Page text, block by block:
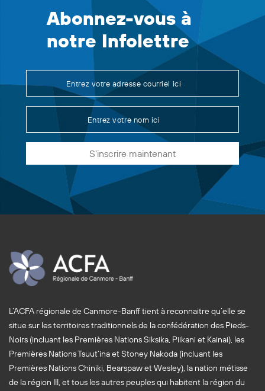
Abonnez-vous à
notre Infolettre
S'inscrire maintenant
L’ACFA régionale de Canmore-Banff tient à reconnaitre qu’elle se
situe sur les territoires traditionnels de la confédération des Pieds-
Noirs (incluant les Premières Nations Siksika, Piikani et Kainai), les
Premières Nations Tsuut’ina et Stoney Nakoda (incluant les
Premières Nations Chiniki, Bearspaw et Wesley), la nation métisse
de la région III, et tous les autres peuples qui habitent la région du